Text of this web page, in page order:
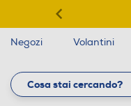
Negozi Volantini